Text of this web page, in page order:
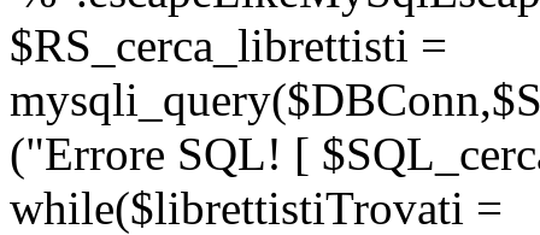
$RS_cerca_librettisti =
("Errore SQL! [
while($librettistiTrovati =